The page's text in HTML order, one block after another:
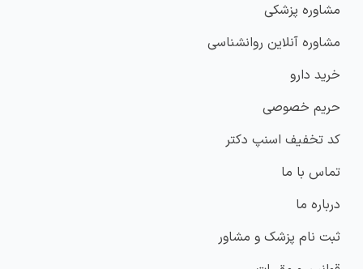
مشاوره پزشکی
مشاوره آنلاین روانشناسی
خرید دارو
حریم خصوصی
کد تخفیف اسنپ دکتر
تماس با ما
درباره ما
ثبت نام پزشک و مشاور